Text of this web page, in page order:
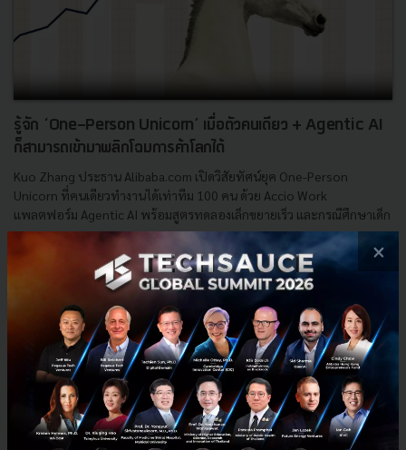
รู้จัก ‘One-Person Unicorn’ เมื่อตัวคนเดียว + Agentic AI
ก็สามารถเข้ามาพลิกโฉมการค้าโลกได้
Kuo Zhang ประธาน Alibaba.com เปิดวิสัยทัศน์ยุค One-Person
Unicorn ที่คนเดียวทำงานได้เท่าทีม 100 คน ด้วย Accio Work
แพลตฟอร์ม Agentic AI พร้อมสูตรทดลองเล็กขยายเร็ว และกรณีศึกษาเด็ก
อ...
พฤษภาคม 11, 2026| By Techsauce Team
Tech & Biz AI SME Alibaba Kuo Zhang
×